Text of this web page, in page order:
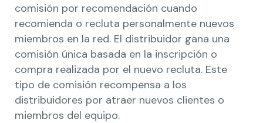
comisión por recomendación cuando
recomienda o recluta personalmente nuevos
miembros en la red. El distribuidor gana una
comisión única basada en la inscripción o
compra realizada por el nuevo recluta. Este
tipo de comisión recompensa a los
distribuidores por atraer nuevos clientes o
miembros del equipo.